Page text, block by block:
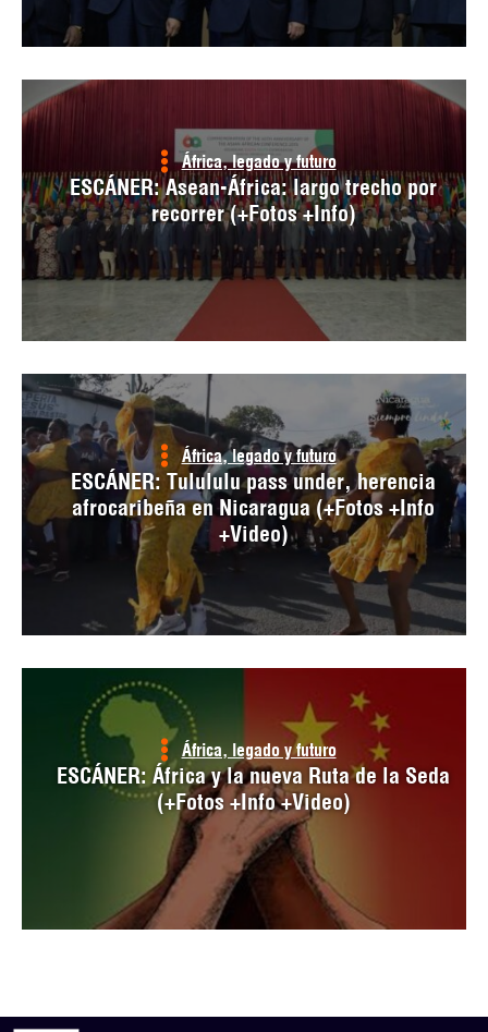
África, legado y futuro
ESCÁNER: Asean-África: largo trecho por
recorrer (+Fotos +Info)
África, legado y futuro
ESCÁNER: Tulululu pass under, herencia
afrocaribeña en Nicaragua (+Fotos +Info
+Video)
África, legado y futuro
ESCÁNER: África y la nueva Ruta de la Seda
(+Fotos +Info +Video)